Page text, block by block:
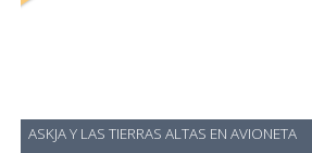
ASKJA Y LAS TIERRAS ALTAS EN AVIONETA